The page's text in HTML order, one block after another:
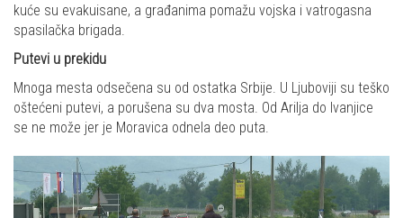
kuće su evakuisane, a građanima pomažu vojska i vatrogasna
spasilačka brigada.
Putevi u prekidu
Mnoga mesta odsečena su od ostatka Srbije. U Ljuboviji su teško
oštećeni putevi, a porušena su dva mosta. Od Arilja do Ivanjice
se ne može jer je Moravica odnela deo puta.